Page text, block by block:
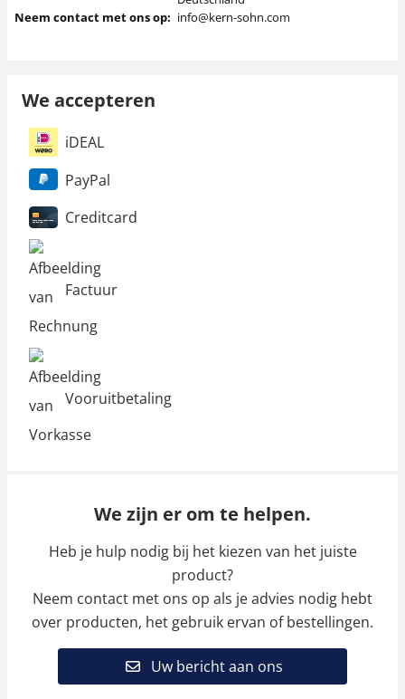
Neem contact met ons op: info@kern-sohn.com
We accepteren
iDEAL
PayPal
Creditcard
Factuur
Vooruitbetaling
We zijn er om te helpen.
Heb je hulp nodig bij het kiezen van het juiste
product?
Neem contact met ons op als je advies nodig hebt
over producten, het gebruik ervan of bestellingen.
Uw bericht aan ons